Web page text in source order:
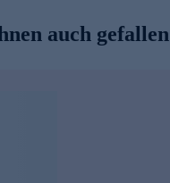
auch gefallen